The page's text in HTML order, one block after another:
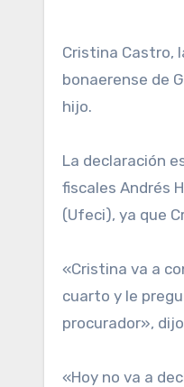
Cristina Castro, la madre de Facundo Astudillo, el joven de 22 años cuyos restos fueron encontrados el mes pasado en un cangrejal de la localidad
bonaerense de
hijo.
La declaración
fiscales Andrés
(Ufeci), ya que
«Cristina va a
cuarto y le
procurador»,
«Hoy no va a